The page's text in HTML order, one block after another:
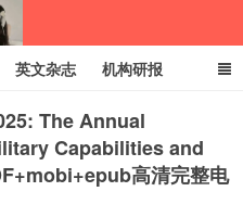
分享
英文杂志 机构研报
书 电子书 创业项目
The Annual
Capabilities and
高清完整电